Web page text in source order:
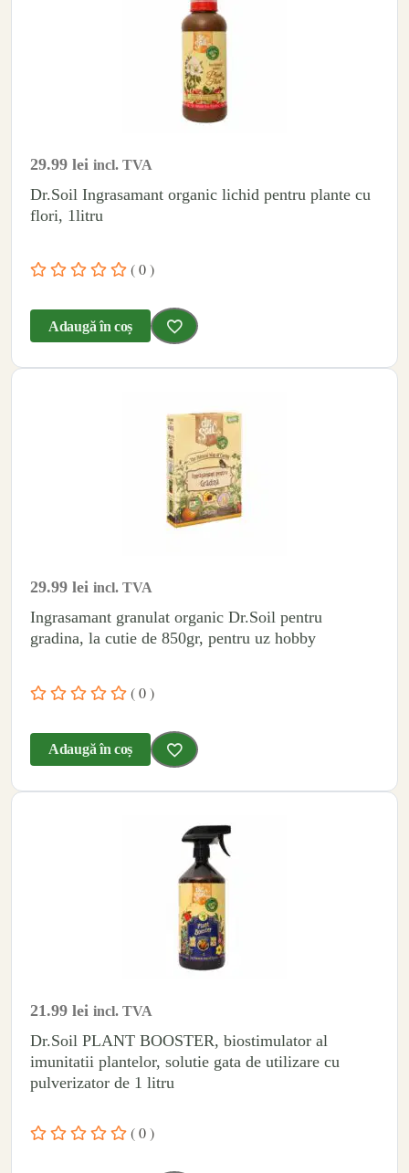
29.99 lei incl. TVA
Dr.Soil Ingrasamant organic lichid pentru plante cu
flori, 1litru
( 0 )
Adaugă în coș
29.99 lei incl. TVA
Ingrasamant granulat organic Dr.Soil pentru
gradina, la cutie de 850gr, pentru uz hobby
( 0 )
Adaugă în coș
21.99 lei incl. TVA
Dr.Soil PLANT BOOSTER, biostimulator al
imunitatii plantelor, solutie gata de utilizare cu
pulverizator de 1 litru
( 0 )